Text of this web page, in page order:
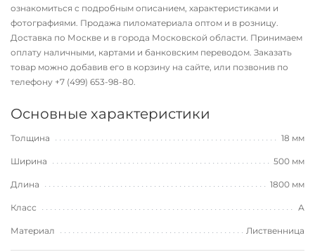
ознакомиться с подробным описанием, характеристиками и
фотографиями. Продажа пиломатериала оптом и в розницу.
Доставка по Москве и в города Московской области. Принимаем
оплату наличными, картами и банковским переводом. Заказать
товар можно добавив его в корзину на сайте, или позвонив по
телефону +7 (499) 653-98-80.
Основные характеристики
Толщина 18 мм
Ширина 500 мм
Длина 1800 мм
Класс А
Материал Лиственница